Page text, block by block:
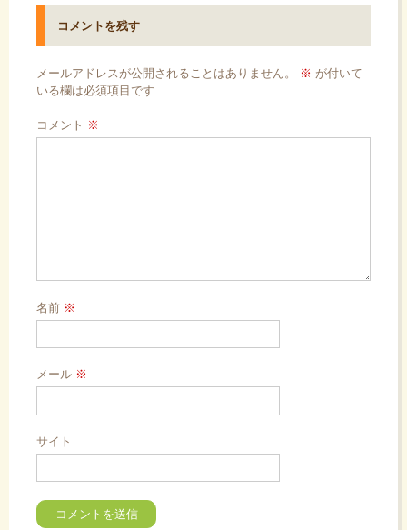
ビ
ゲ
シ
ン
コメントを残す
メールアドレスが公開されることはありません。 ※ が付いて
いる欄は必須項目です
コメント ※
名前 ※
メール ※
サイト